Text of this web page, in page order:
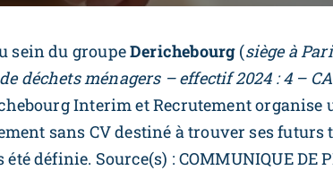
sein du groupeDerichebourg (siège à
déchets ménagers – effectif 2024 : 4 – CA
Interim et Recrutement organise
sans CV destiné à trouver ses
définie. Source(s) : COMMUNIQUE DE